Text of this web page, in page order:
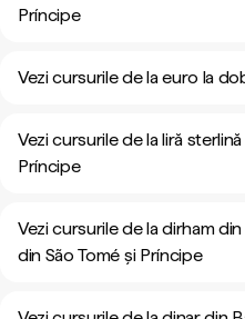
Príncipe
Vezi cursurile de la euro la
Vezi cursurile de la liră
Príncipe
Vezi cursurile de la dirham
din São Tomé și Príncipe